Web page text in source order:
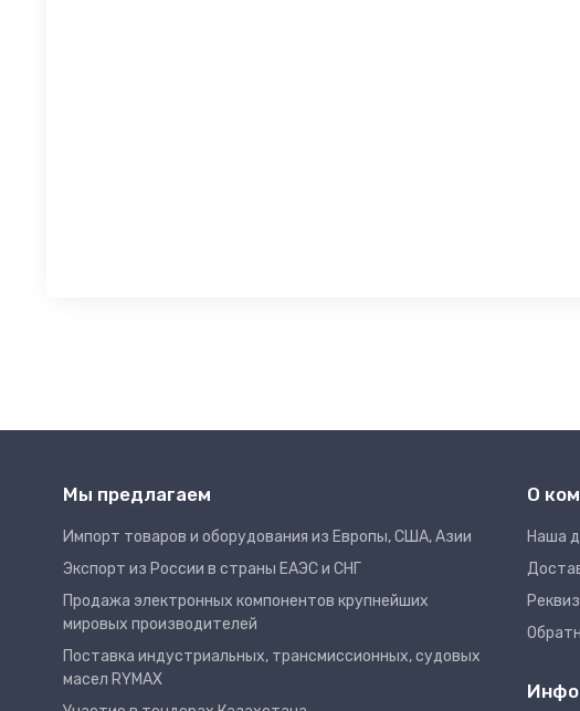
Мы предлагаем
Импорт товаров и оборудования из Европы, США, Азии
Экспорт из России в страны ЕАЭС и СНГ
Продажа электронных компонентов крупнейших
мировых производителей
Поставка индустриальных, трансмиссионных, судовых
масел RYMAX
О
Наша